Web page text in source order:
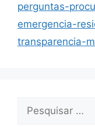
perguntas-
emergencia-
transparencia-